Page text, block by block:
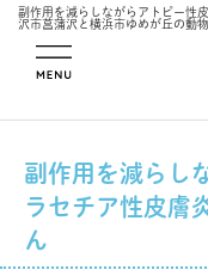
副作用を減らしながらアトピー性
沢市菖蒲沢と横浜市ゆめが丘の動
副作用を減らし
ラセチア性皮膚
ん